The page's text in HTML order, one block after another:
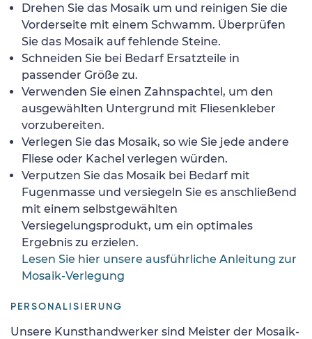
Drehen Sie das Mosaik um und reinigen Sie die
Vorderseite mit einem Schwamm. Überprüfen
Sie das Mosaik auf fehlende Steine.
Schneiden Sie bei Bedarf Ersatzteile in
passender Größe zu.
Verwenden Sie einen Zahnspachtel, um den
ausgewählten Untergrund mit Fliesenkleber
vorzubereiten.
Verlegen Sie das Mosaik, so wie Sie jede andere
Fliese oder Kachel verlegen würden.
Verputzen Sie das Mosaik bei Bedarf mit
Fugenmasse und versiegeln Sie es anschließend
mit einem selbstgewählten
Versiegelungsprodukt, um ein optimales
Ergebnis zu erzielen.
Lesen Sie hier unsere ausführliche Anleitung zur
Mosaik-Verlegung
PERSONALISIERUNG
Unsere Kunsthandwerker sind Meister der Mosaik-